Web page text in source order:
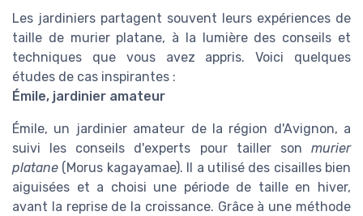
Les jardiniers partagent souvent leurs expériences de
taille de murier platane, à la lumière des conseils et
techniques que vous avez appris. Voici quelques
études de cas inspirantes :
Émile, jardinier amateur
Émile, un jardinier amateur de la région d'Avignon, a
suivi les conseils d'experts pour tailler son murier
platane (Morus kagayamae). Il a utilisé des cisailles bien
aiguisées et a choisi une période de taille en hiver,
avant la reprise de la croissance. Grâce à une méthode